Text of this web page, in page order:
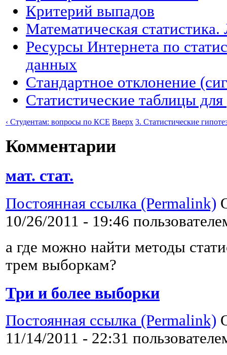
Критерий выпадов
Математическая
Ресурсы Интернета по
данных
Стандартное отклонение
Статистические таблицы для
‹ Студентам: вопросы по КСЕ Вверх 3. Статистические
Комментарии
мат. стат.
Постоянная ссылка (Permalink)
10/26/2011 - 19:46
а где можно найти методы
трем выборкам?
Три и более выборки
Постоянная ссылка (Permalink)
11/14/2011 - 22:31